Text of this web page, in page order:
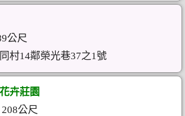
公尺
村14鄰榮光巷37之1號
卉莊園
公尺